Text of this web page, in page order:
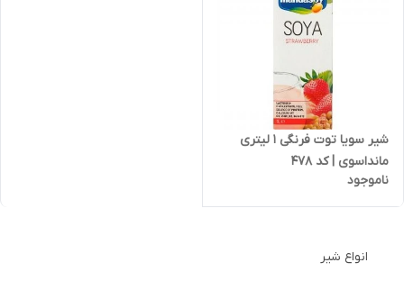
شیر سویا توت فرنگی 1 لیتری
مانداسوی | کد 478
ناموجود
انواع شیر